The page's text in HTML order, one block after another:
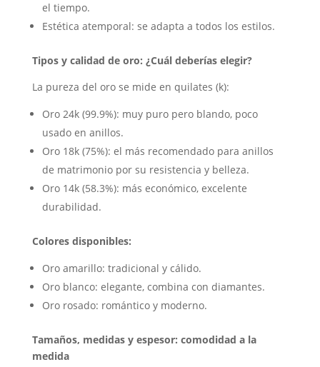
el tiempo.
Estética atemporal: se adapta a todos los estilos.
Tipos y calidad de oro: ¿Cuál deberías elegir?
La pureza del oro se mide en quilates (k):
Oro 24k (99.9%): muy puro pero blando, poco
usado en anillos.
Oro 18k (75%): el más recomendado para anillos
de matrimonio por su resistencia y belleza.
Oro 14k (58.3%): más económico, excelente
durabilidad.
Colores disponibles:
Oro amarillo: tradicional y cálido.
Oro blanco: elegante, combina con diamantes.
Oro rosado: romántico y moderno.
Tamaños, medidas y espesor: comodidad a la
medida